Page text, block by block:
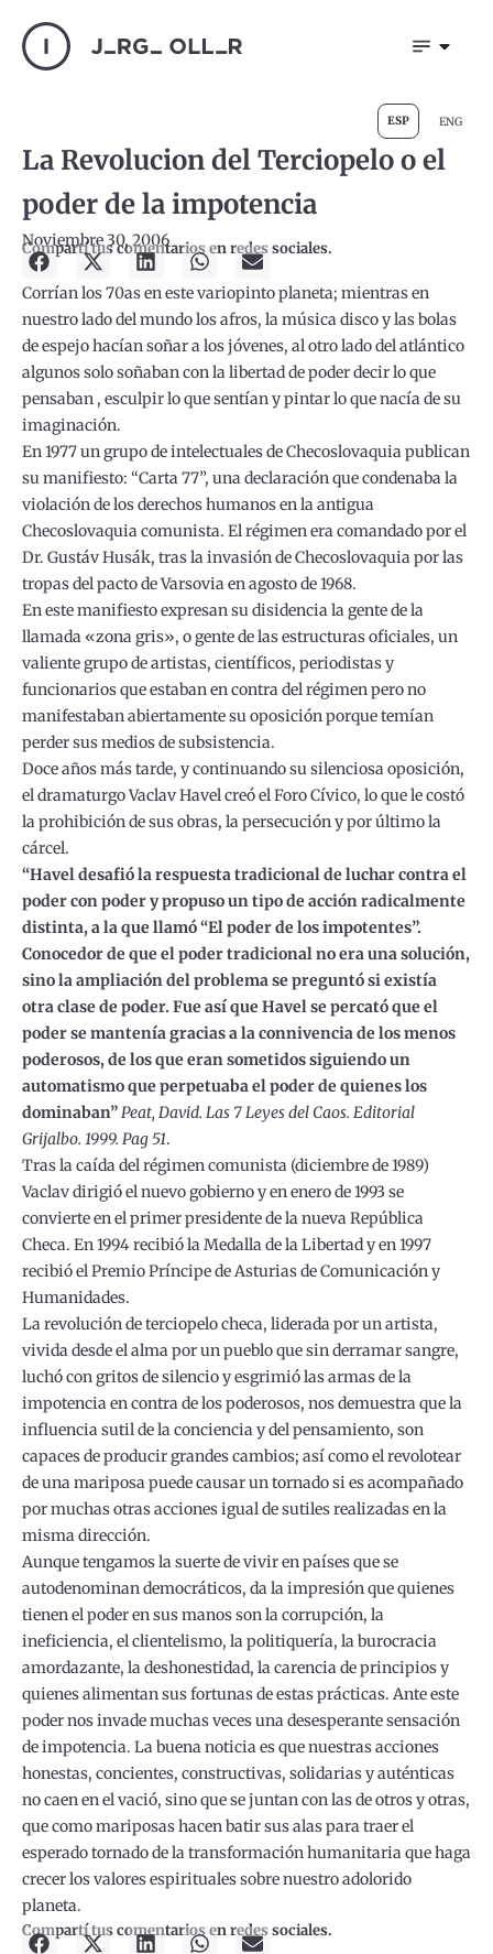
ESP ENG
La Revolucion del Terciopelo o el
poder de la impotencia
Noviembre 30, 2006
Compartí tus comentarios en redes sociales.
Corrían los 70as en este variopinto planeta; mientras en
nuestro lado del mundo los afros, la música disco y las bolas
de espejo hacían soñar a los jóvenes, al otro lado del atlántico
algunos solo soñaban con la libertad de poder decir lo que
pensaban , esculpir lo que sentían y pintar lo que nacía de su
imaginación.
En 1977 un grupo de intelectuales de Checoslovaquia publican
su manifiesto: “Carta 77”, una declaración que condenaba la
violación de los derechos humanos en la antigua
Checoslovaquia comunista. El régimen era comandado por el
Dr. Gustáv Husák, tras la invasión de Checoslovaquia por las
tropas del pacto de Varsovia en agosto de 1968.
En este manifiesto expresan su disidencia la gente de la
llamada «zona gris», o gente de las estructuras oficiales, un
valiente grupo de artistas, científicos, periodistas y
funcionarios que estaban en contra del régimen pero no
manifestaban abiertamente su oposición porque temían
perder sus medios de subsistencia.
Doce años más tarde, y continuando su silenciosa oposición,
el dramaturgo Vaclav Havel creó el Foro Cívico, lo que le costó
la prohibición de sus obras, la persecución y por último la
cárcel.
“Havel desafió la respuesta tradicional de luchar contra el
poder con poder y propuso un tipo de acción radicalmente
distinta, a la que llamó “El poder de los impotentes”.
Conocedor de que el poder tradicional no era una solución,
sino la ampliación del problema se preguntó si existía
otra clase de poder. Fue así que Havel se percató que el
poder se mantenía gracias a la connivencia de los menos
poderosos, de los que eran sometidos siguiendo un
automatismo que perpetuaba el poder de quienes los
dominaban”Peat, David. Las 7 Leyes del Caos. Editorial
Grijalbo. 1999. Pag 51.
Tras la caída del régimen comunista (diciembre de 1989)
Vaclav dirigió el nuevo gobierno y en enero de 1993 se
convierte en el primer presidente de la nueva República
Checa. En 1994 recibió la Medalla de la Libertad y en 1997
recibió el Premio Príncipe de Asturias de Comunicación y
Humanidades.
La revolución de terciopelo checa, liderada por un artista,
vivida desde el alma por un pueblo que sin derramar sangre,
luchó con gritos de silencio y esgrimió las armas de la
impotencia en contra de los poderosos, nos demuestra que la
influencia sutil de la conciencia y del pensamiento, son
capaces de producir grandes cambios; así como el revolotear
de una mariposa puede causar un tornado si es acompañado
por muchas otras acciones igual de sutiles realizadas en la
misma dirección.
Aunque tengamos la suerte de vivir en países que se
autodenominan democráticos, da la impresión que quienes
tienen el poder en sus manos son la corrupción, la
ineficiencia, el clientelismo, la politiquería, la burocracia
amordazante, la deshonestidad, la carencia de principios y
quienes alimentan sus fortunas de estas prácticas. Ante este
poder nos invade muchas veces una desesperante sensación
de impotencia. La buena noticia es que nuestras acciones
honestas, concientes, constructivas, solidarias y auténticas
no caen en el vació, sino que se juntan con las de otros y otras,
que como mariposas hacen batir sus alas para traer el
esperado tornado de la transformación humanitaria que haga
crecer los valores espirituales sobre nuestro adolorido
planeta.
Compartí tus comentarios en redes sociales.